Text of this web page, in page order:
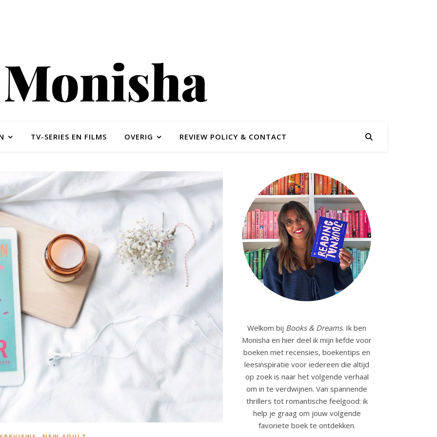
TV-SERIES EN FILMS OVERIG REVIEW POLICY & CONTACT
Welkom bij Books & Dreams. Ik ben
Monisha en hier deel ik mijn liefde voor
boeken met recensies, boekentips en
leesinspiratie voor iedereen die altijd
op zoek is naar het volgende verhaal
om in te verdwijnen. Van spannende
thrillers tot romantische feelgood: ik
help je graag om jouw volgende
favoriete boek te ontdekken.